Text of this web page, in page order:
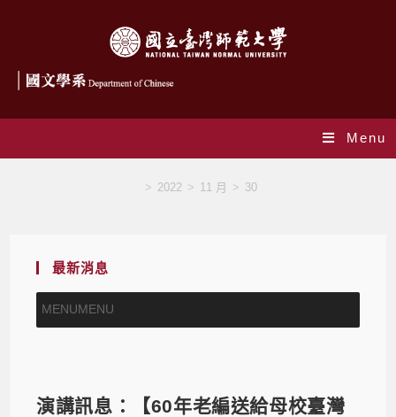
Menu
> 2022 > 11 月 > 30
最新消息
MENUMENU
演講訊息：【60年老編送給母校臺灣